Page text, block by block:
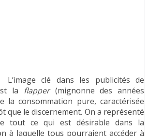
L’image clé dans les publicités de
la flapper(mignonne des années
la consommation pure, caractérisée
que le discernement. On a représenté
tout ce qui est désirable dans la
à laquelle tous pourraient accéder à